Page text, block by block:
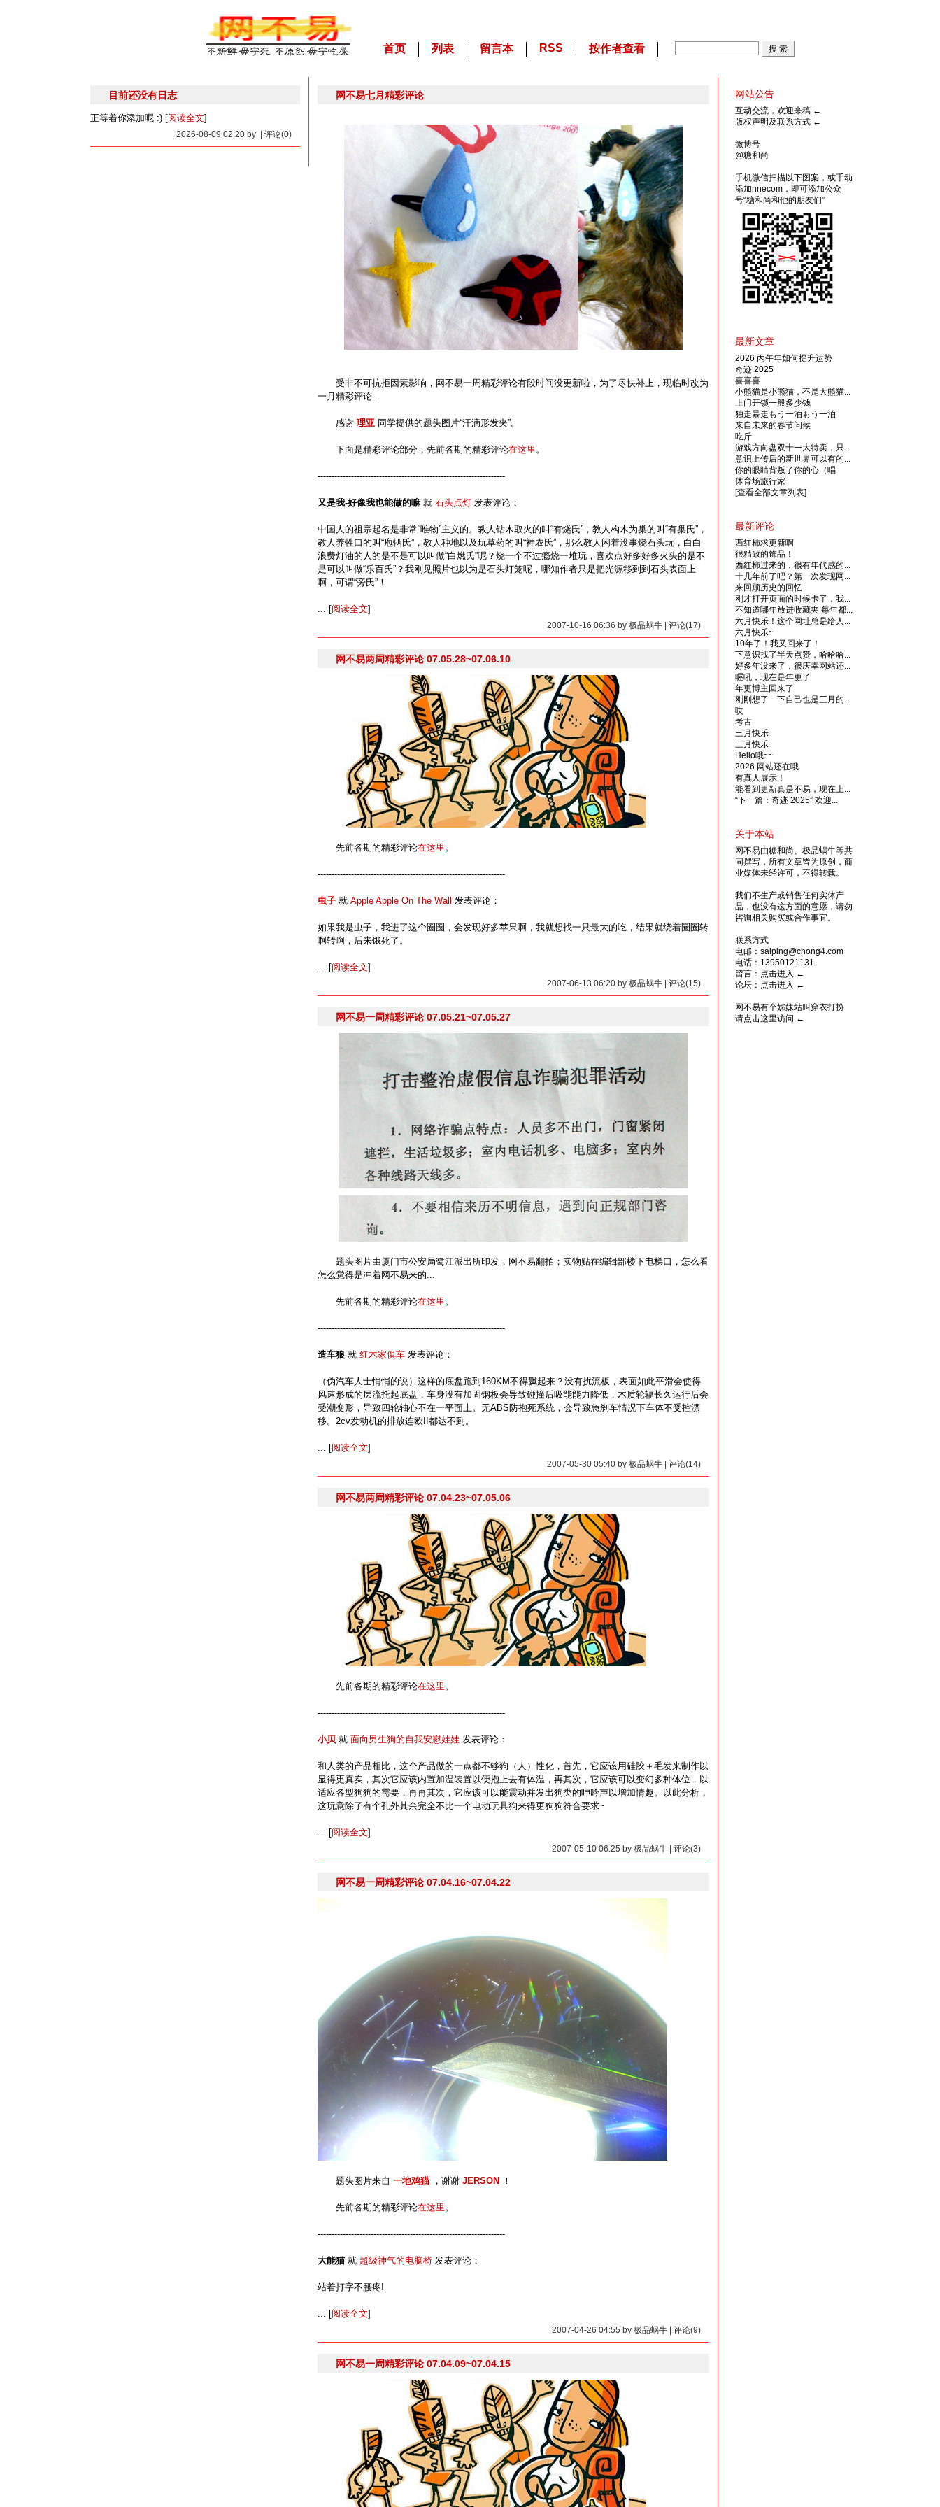
首页 列表 留言本 RSS 按作者查看
目前还没有日志
正等着你添加呢 :) [阅读全文]
2026-08-09 02:20 by | 评论(0)
网不易七月精彩评论
受非不可抗拒因素影响，网不易一周精彩评论有段时间没更新啦，为了尽快补上，现临时改为
一月精彩评论...
感谢 理亚 同学提供的题头图片“汗滴形发夹”。
下面是精彩评论部分，先前各期的精彩评论在这里。
-------------------------------------------------------------------
又是我-好像我也能做的嘛就 石头点灯 发表评论：
中国人的祖宗起名是非常“唯物”主义的。教人钻木取火的叫“有燧氏”，教人构木为巢的叫“有巢氏”，
教人养牲口的叫“庖牺氏”，教人种地以及玩草药的叫“神农氏”，那么教人闲着没事烧石头玩，白白
浪费灯油的人的是不是可以叫做“白燃氏”呢？烧一个不过瘾烧一堆玩，喜欢点好多好多火头的是不
是可以叫做“乐百氏”？我刚见照片也以为是石头灯笼呢，哪知作者只是把光源移到到石头表面上
啊，可谓“旁氏”！
... [阅读全文]
2007-10-16 06:36 by 极品蜗牛 | 评论(17)
网不易两周精彩评论 07.05.28~07.06.10
先前各期的精彩评论在这里。
-------------------------------------------------------------------
虫子 就 Apple Apple On The Wall 发表评论：
如果我是虫子，我进了这个圈圈，会发现好多苹果啊，我就想找一只最大的吃，结果就绕着圈圈转
啊转啊，后来饿死了。
... [阅读全文]
2007-06-13 06:20 by 极品蜗牛 | 评论(15)
网不易一周精彩评论 07.05.21~07.05.27
题头图片由厦门市公安局鹭江派出所印发，网不易翻拍；实物贴在编辑部楼下电梯口，怎么看
怎么觉得是冲着网不易来的...
先前各期的精彩评论在这里。
-------------------------------------------------------------------
造车狼 就 红木家俱车 发表评论：
（伪汽车人士悄悄的说）这样的底盘跑到160KM不得飘起来？没有扰流板，表面如此平滑会使得
风速形成的层流托起底盘，车身没有加固钢板会导致碰撞后吸能能力降低，木质轮辐长久运行后会
受潮变形，导致四轮轴心不在一平面上。无ABS防抱死系统，会导致急刹车情况下车体不受控漂
移。2cv发动机的排放连欧II都达不到。
... [阅读全文]
2007-05-30 05:40 by 极品蜗牛 | 评论(14)
网不易两周精彩评论 07.04.23~07.05.06
先前各期的精彩评论在这里。
-------------------------------------------------------------------
小贝 就 面向男生狗的自我安慰娃娃 发表评论：
和人类的产品相比，这个产品做的一点都不够狗（人）性化，首先，它应该用硅胶＋毛发来制作以
显得更真实，其次它应该内置加温装置以便抱上去有体温，再其次，它应该可以变幻多种体位，以
适应各型狗狗的需要，再再其次，它应该可以能震动并发出狗类的呻吟声以增加情趣。以此分析，
这玩意除了有个孔外其余完全不比一个电动玩具狗来得更狗狗符合要求~
... [阅读全文]
2007-05-10 06:25 by 极品蜗牛 | 评论(3)
网不易一周精彩评论 07.04.16~07.04.22
题头图片来自 一地鸡猫，谢谢 JERSON ！
先前各期的精彩评论在这里。
-------------------------------------------------------------------
大能猫就 超级神气的电脑椅 发表评论：
站着打字不腰疼!
... [阅读全文]
2007-04-26 04:55 by 极品蜗牛 | 评论(9)
网不易一周精彩评论 07.04.09~07.04.15
网站公告
互动交流，欢迎来稿 ←
版权声明及联系方式 ←
微博号
@糖和尚
手机微信扫描以下图案，或手动
添加nnecom，即可添加公众
号“糖和尚和他的朋友们”
最新文章
2026 丙午年如何提升运势
奇迹 2025
喜喜喜
小熊猫是小熊猫，不是大熊猫...
上门开锁一般多少钱
独走暴走もう一泊もう一泊
来自未来的春节问候
吃斤
游戏方向盘双十一大特卖，只...
意识上传后的新世界可以有的...
你的眼睛背叛了你的心（唱
体育场旅行家
[查看全部文章列表]
最新评论
西红柿求更新啊
很精致的饰品！
西红柿过来的，很有年代感的...
十几年前了吧？第一次发现网...
来回顾历史的回忆
刚才打开页面的时候卡了，我...
不知道哪年放进收藏夹 每年都...
六月快乐！这个网址总是给人...
六月快乐~
10年了！我又回来了！
下意识找了半天点赞，哈哈哈...
好多年没来了，很庆幸网站还...
喔吼，现在是年更了
年更博主回来了
刚刚想了一下自己也是三月的...
哎
考古
三月快乐
三月快乐
Hello哦~~
2026 网站还在哦
有真人展示！
能看到更新真是不易，现在上...
“下一篇：奇迹 2025” 欢迎...
关于本站
网不易由糖和尚、极品蜗牛等共
同撰写，所有文章皆为原创，商
业媒体未经许可，不得转载。
我们不生产或销售任何实体产
品，也没有这方面的意愿，请勿
咨询相关购买或合作事宜。
联系方式
电邮：saiping@chong4.com
电话：13950121131
留言： 点击进入 ←
论坛： 点击进入 ←
网不易有个姊妹站叫穿衣打扮
请点击这里访问 ←